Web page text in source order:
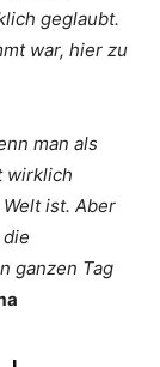
geglaubt.
war, hier zu
man als
wirklich
ist. Aber
ganzen Tag